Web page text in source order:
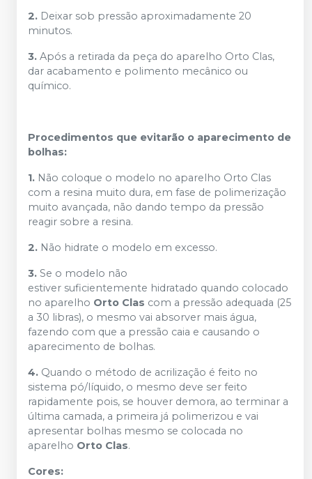
2. Deixar sob pressão aproximadamente 20
minutos.
3. Após a retirada da peça do aparelho Orto Clas,
dar acabamento e polimento mecânico ou
químico.
Procedimentos que evitarão o aparecimento de
bolhas:
1. Não coloque o modelo no aparelho Orto Clas
com a resina muito dura, em fase de polimerização
muito avançada, não dando tempo da pressão
reagir sobre a resina.
2. Não hidrate o modelo em excesso.
3. Se o modelo não
estiver suficientemente hidratado quando colocado
no aparelho Orto Clas com a pressão adequada (25
a 30 libras), o mesmo vai absorver mais água,
fazendo com que a pressão caia e causando o
aparecimento de bolhas.
4. Quando o método de acrilização é feito no
sistema pó/líquido, o mesmo deve ser feito
rapidamente pois, se houver demora, ao terminar a
última camada, a primeira já polimerizou e vai
apresentar bolhas mesmo se colocada no
aparelho Orto Clas.
Cores: